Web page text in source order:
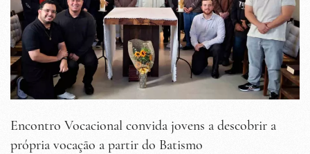
Encontro Vocacional convida jovens a descobrir a
própria vocação a partir do Batismo